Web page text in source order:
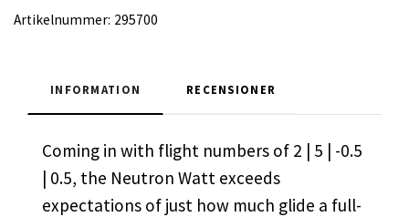
Artikelnummer: 295700
INFORMATION RECENSIONER
Coming in with flight numbers of 2 | 5 | -0.5
| 0.5, the Neutron Watt exceeds
expectations of just how much glide a full-